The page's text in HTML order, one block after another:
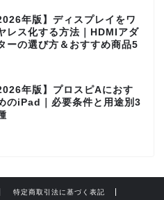
年版】ディスプレイをワ
レス化する方法｜HDMIアダ
ーの選び方＆おすすめ商品5
年版】プロスピAにおす
のiPad｜必要条件と用途別3
特定商取引法に基づく表記